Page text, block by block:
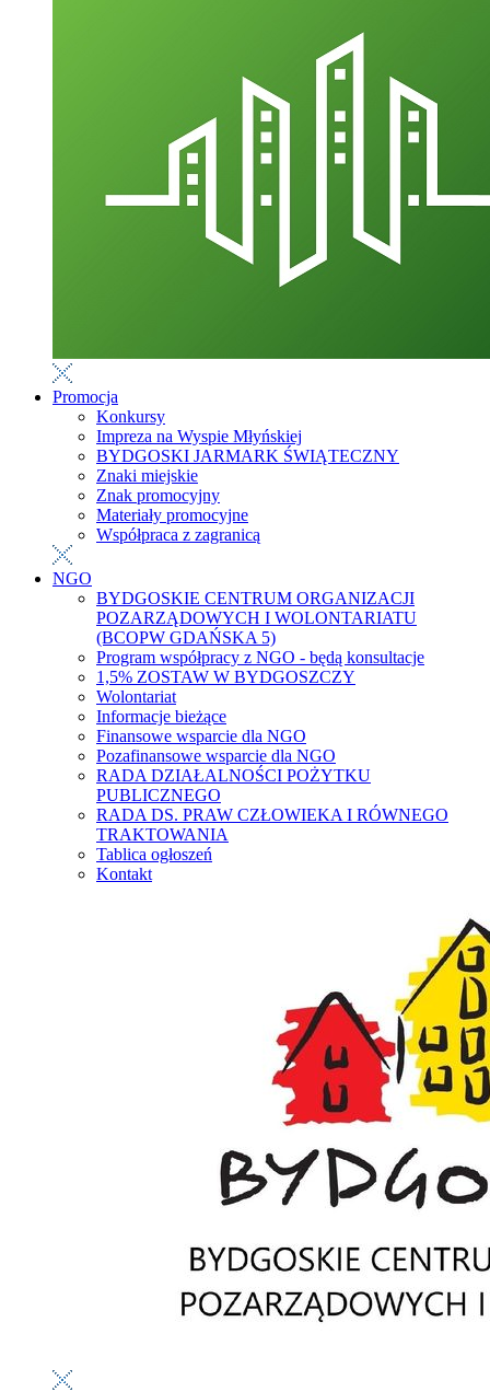
Promocja
Konkursy
Impreza na Wyspie Młyńskiej
BYDGOSKI JARMARK ŚWIĄTECZNY
Znaki miejskie
Znak promocyjny
Materiały promocyjne
Współpraca z zagranicą
NGO
BYDGOSKIE CENTRUM ORGANIZACJI
POZARZĄDOWYCH I WOLONTARIATU
(BCOPW GDAŃSKA 5)
Program współpracy z NGO - będą konsultacje
1,5% ZOSTAW W BYDGOSZCZY
Wolontariat
Informacje bieżące
Finansowe wsparcie dla NGO
Pozafinansowe wsparcie dla NGO
RADA DZIAŁALNOŚCI POŻYTKU
PUBLICZNEGO
RADA DS. PRAW CZŁOWIEKA I RÓWNEGO
TRAKTOWANIA
Tablica ogłoszeń
Kontakt